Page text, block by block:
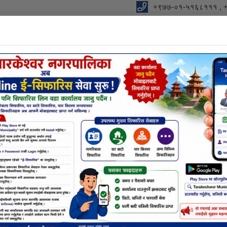
+९७७-०१-५१६८१११ ,
कार्यालय
आधार "
विधुतीय शुसासन सेवा शाखा सूचना तथा जानकारी
नक्सा सम्बन्धि छलफलमा सहभागी
कार्य बन्द गर्ने सम्बन्धी सूचना
बिक्री शुल्क संकलन कार्य बन्द गर्ने सम्बन्धी सूचना